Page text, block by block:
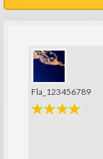
Fla_123456789